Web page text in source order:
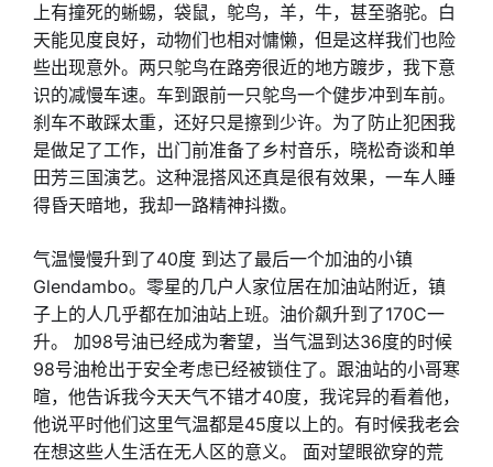
上有撞死的蜥蜴，袋鼠，鸵鸟，羊，牛，甚至骆驼。白
天能见度良好，动物们也相对慵懒，但是这样我们也险
些出现意外。两只鸵鸟在路旁很近的地方踱步，我下意
识的减慢车速。车到跟前一只鸵鸟一个健步冲到车前。
刹车不敢踩太重，还好只是擦到少许。为了防止犯困我
是做足了工作，出门前准备了乡村音乐，晓松奇谈和单
田芳三国演艺。这种混搭风还真是很有效果，一车人睡
得昏天暗地，我却一路精神抖擞。
气温慢慢升到了40度 到达了最后一个加油的小镇
Glendambo。零星的几户人家位居在加油站附近，镇
子上的人几乎都在加油站上班。油价飙升到了170C一
升。 加98号油已经成为奢望，当气温到达36度的时候
98号油枪出于安全考虑已经被锁住了。跟油站的小哥寒
暄，他告诉我今天天气不错才40度，我诧异的看着他，
他说平时他们这里气温都是45度以上的。有时候我老会
在想这些人生活在无人区的意义。 面对望眼欲穿的荒